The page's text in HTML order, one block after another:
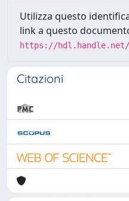
Utilizza questo
link a questo
https://hdl.handle.net/
Citazioni